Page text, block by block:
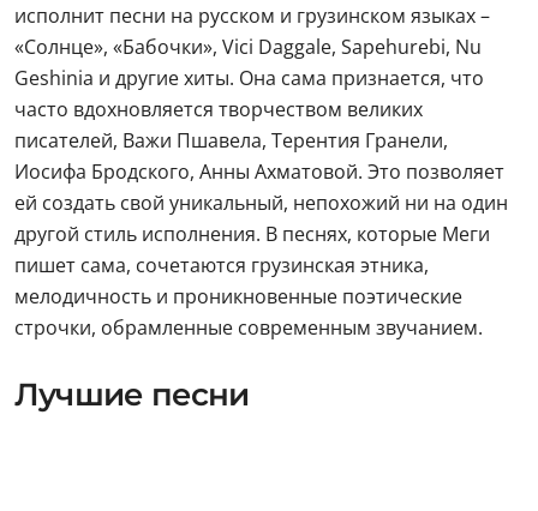
исполнит песни на русском и грузинском языках –
«Солнце», «Бабочки», Vici Daggale, Sapehurebi, Nu
Geshinia и другие хиты. Она сама признается, что
часто вдохновляется творчеством великих
писателей, Важи Пшавела, Терентия Гранели,
Иосифа Бродского, Анны Ахматовой. Это позволяет
ей создать свой уникальный, непохожий ни на один
другой стиль исполнения. В песнях, которые Меги
пишет сама, сочетаются грузинская этника,
мелодичность и проникновенные поэтические
строчки, обрамленные современным звучанием.
Лучшие песни